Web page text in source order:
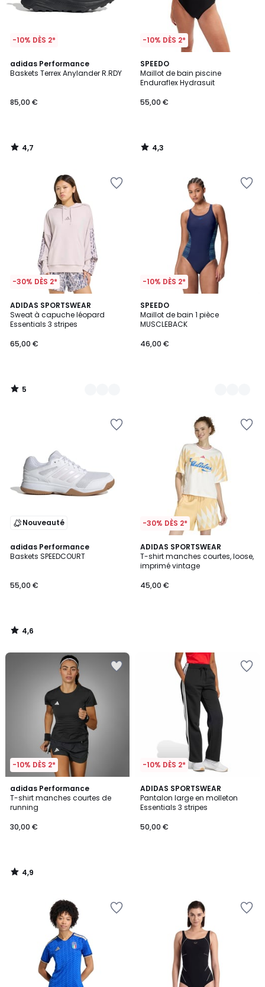
-10% DÈS 2*
adidas Performance
Baskets Terrex Anylander R.RDY
85,00 €
4,7
/ 5
4,7
/
-10% DÈS 2*
SPEEDO
Maillot de bain piscine
Enduraflex Hydrasuit
55,00 €
4,3
/ 5
4,3
/
-30% DÈS 2*
ADIDAS SPORTSWEAR
Sweat à capuche léopard
Essentials 3 stripes
65,00 €
5
/
5
2
Couleurs
5
/
-10% DÈS 2*
SPEEDO
Maillot de bain 1 pièce
MUSCLEBACK
46,00 €
2
Couleurs
Nouveauté
adidas Performance
Baskets SPEEDCOURT
55,00 €
4,6
/ 5
4,6
/
-30% DÈS 2*
ADIDAS SPORTSWEAR
T-shirt manches courtes, loose,
imprimé vintage
45,00 €
-10% DÈS 2*
adidas Performance
T-shirt manches courtes de
running
30,00 €
4,9
/ 5
4,9
/
-10% DÈS 2*
ADIDAS SPORTSWEAR
Pantalon large en molleton
Essentials 3 stripes
50,00 €